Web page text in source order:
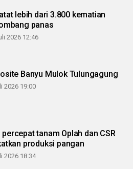
lebih dari 3.800 kematian
panas
2026 12:46
Banyu Mulok Tulungagung
2026 19:00
tanam Oplah dan CSR
produksi pangan
2026 18:34